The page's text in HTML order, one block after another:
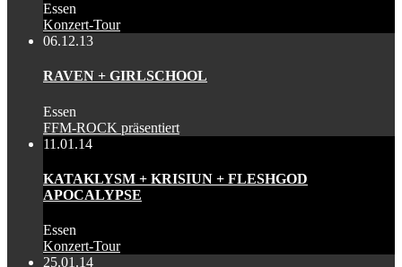
Essen
Konzert-Tour
06.12.13
RAVEN + GIRLSCHOOL
Essen
FFM-ROCK präsentiert
11.01.14
KATAKLYSM + KRISIUN + FLESHGOD
APOCALYPSE
Essen
Konzert-Tour
25.01.14